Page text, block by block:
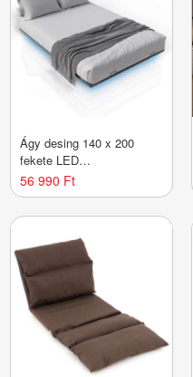
Ágy desing 140 x 200
fekete LED
háttérvilágítással
56 990 Ft